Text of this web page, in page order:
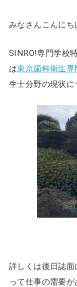
みなさんこんにち
SINRO!専門学校
は東京歯科衛生専
生士分野の現状に
詳しくは後日誌
って仕事の需要